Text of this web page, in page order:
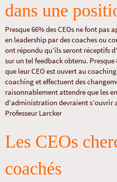
dans une
Presque 66% des CEOs ne font pas
en leadership par des coaches ou
ont répondu qu’ils seront réceptifs
sur un tel feedback obtenu.
que leur CEO est ouvert au
coaching et effectuent des
raisonnablement attendre que les
d’administration devraient s’ouvrir
Professeur Larcker
Les CEOs
coachés